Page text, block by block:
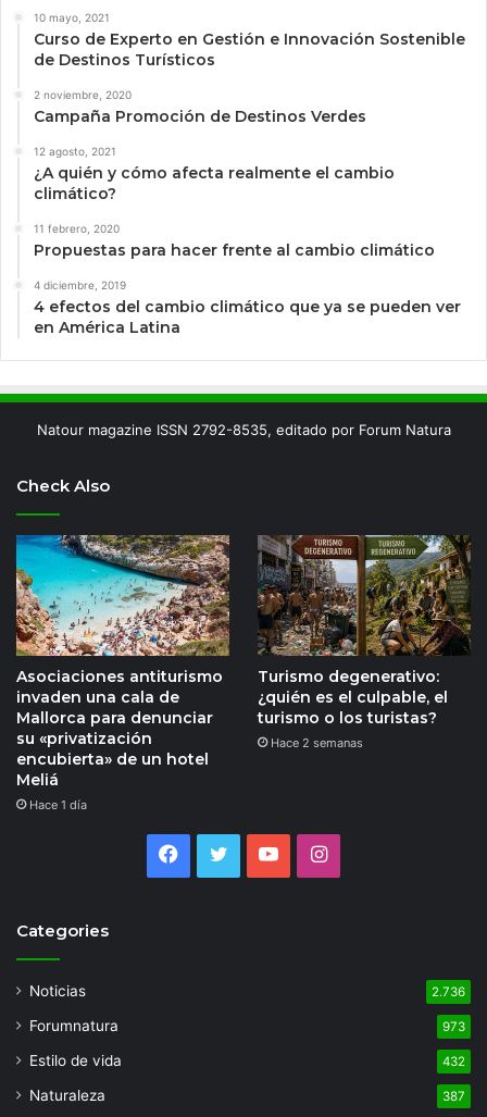
10 mayo, 2021
Curso de Experto en Gestión e Innovación Sostenible
de Destinos Turísticos
2 noviembre, 2020
Campaña Promoción de Destinos Verdes
12 agosto, 2021
¿A quién y cómo afecta realmente el cambio
climático?
11 febrero, 2020
Propuestas para hacer frente al cambio climático
4 diciembre, 2019
4 efectos del cambio climático que ya se pueden ver
en América Latina
Natour magazine ISSN 2792-8535, editado por Forum Natura
Check Also
Asociaciones antiturismo
invaden una cala de
Mallorca para denunciar
su «privatización
encubierta» de un hotel
Meliá
Hace 1 día
Turismo degenerativo:
¿quién es el culpable, el
turismo o los turistas?
Hace 2 semanas
Facebook
TwitterYouTubeInstagram
Categories
Noticias 2.736
Forumnatura 973
Estilo de vida 432
Naturaleza 387